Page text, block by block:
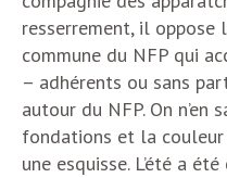
resserrement, il oppose
commune du NFP qui
– adhérents ou sans
autour du NFP. On n’en
fondations et la
une esquisse. L’été a